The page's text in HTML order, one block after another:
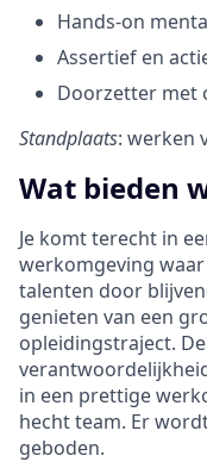
Hands-on
Assertief en
Doorzetter met
Standplaats: werken
Wat bieden
Je komt terecht in
werkomgeving
talenten door
genieten van een
opleidingstraject.
in een prettige
hecht team. Er
geboden.